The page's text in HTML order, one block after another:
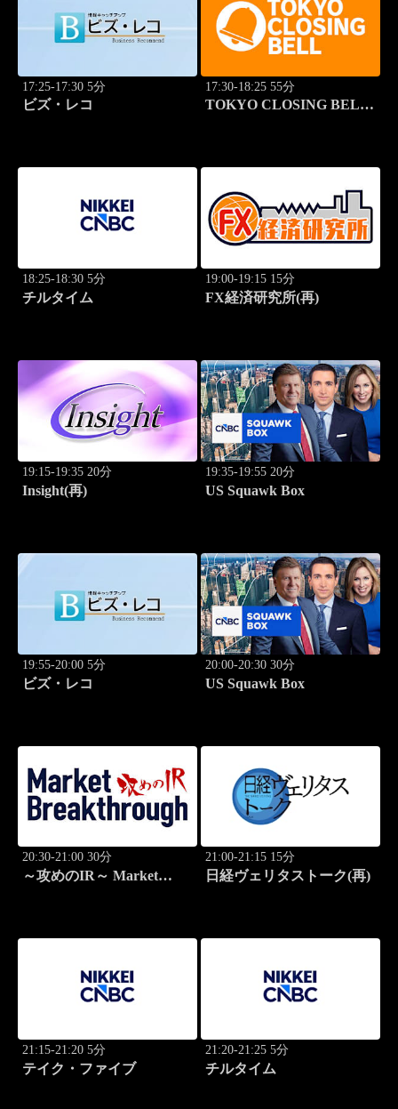
17:25-17:30 5分
ビズ・レコ
17:30-18:25 55分
TOKYO CLOSING BELL
18:25-18:30 5分
チルタイム
19:00-19:15 15分
FX経済研究所(再)
19:15-19:35 20分
Insight(再)
19:35-19:55 20分
US Squawk Box
19:55-20:00 5分
ビズ・レコ
20:00-20:30 30分
US Squawk Box
20:30-21:00 30分
～攻めのIR～ Market
21:00-21:15 15分
日経ヴェリタストーク(再)
21:15-21:20 5分
テイク・ファイブ
21:20-21:25 5分
チルタイム